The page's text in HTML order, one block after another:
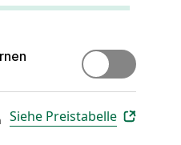
Entferne „Gesendet mit
Siehe Preistabelle